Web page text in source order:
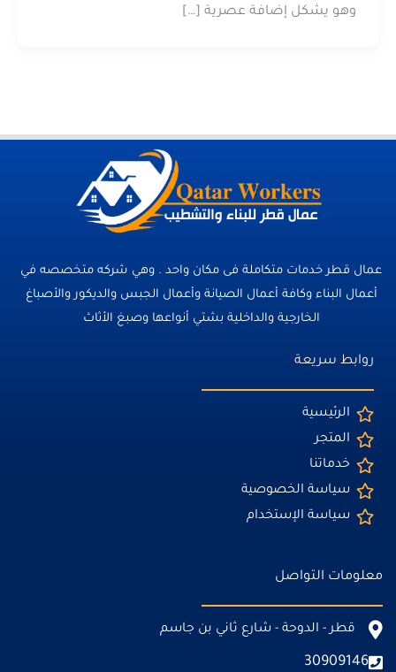
وهو يشكل إضافة عصرية […]
عمال قطر خدمات متكاملة فى مكان واحد . وهي شركه متخصصه في
أعمال البناء وكافة أعمال الصيانة وأعمال الجبس والديكور والأصباغ
الخارجية والداخلية بشتي أنواعها وصبغ الأثاث
روابط سريعة
الرئيسية
المتجر
خدماتنا
سياسة الخصوصية
سياسة الإستخدام
معلومات التواصل
قطر - الدوحة - شارع ثاني بن جاسم
30909146